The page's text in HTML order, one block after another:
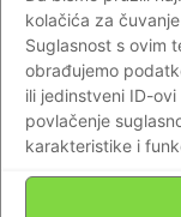
kolačića za
Suglasnost s ovim
obrađujemo
ili jedinstveni ID-
povlačenje
karakteristike i
AKTUALNO
Veterani
još 13
‘Novinarka